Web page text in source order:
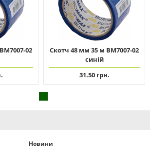
02
Скотч 48 мм 35 м ВМ7007-02
синій
31.50 грн.
Новини